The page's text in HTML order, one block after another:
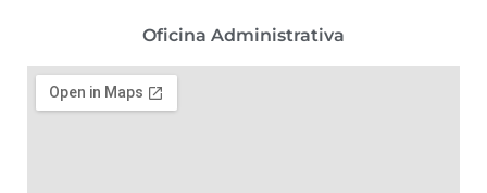
Oficina Administrativa